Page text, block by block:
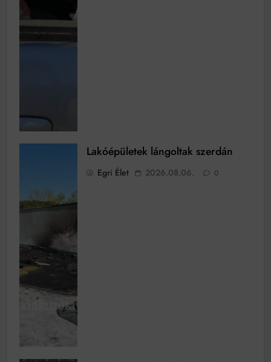
Lakóépületek lángoltak szerdán
Egri Élet 2026.08.06. 0